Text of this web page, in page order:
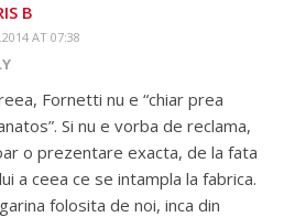
B
AT 07:38
Fornetti nu e “chiar prea
Si nu e vorba de reclama,
o prezentare exacta, de la fata
a ceea ce se intampla la fabrica.
folosita de noi, inca din